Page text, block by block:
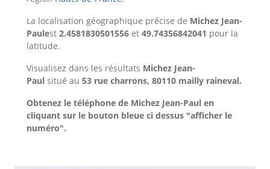
La localisation géographique précise de Michez Jean-
Paulest 2.4581830501556 et 49.74356842041 pour la
latitude.
Visualisez dans les résultats Michez Jean-
Paul situé au 53 rue charrons, 80110 mailly raineval.
Obtenez le téléphone de Michez Jean-Paul en
cliquant sur le bouton bleue ci dessus "afficher le
numéro".